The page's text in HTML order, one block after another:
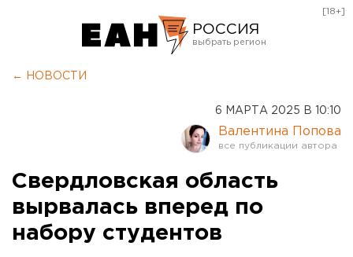
РОССИЯ
Курган
Оренбург
[18+]
← НОВОСТИ
6 МАРТА 2025 В 10:10
Валентина Попова
Свердловская область
вырвалась вперед по
набору студентов